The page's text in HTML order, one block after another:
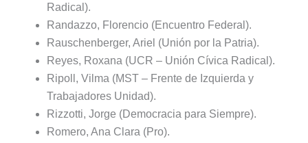
Radical).
Randazzo, Florencio (Encuentro Federal).
Rauschenberger, Ariel (Unión por la Patria).
Reyes, Roxana (UCR – Unión Cívica Radical).
Ripoll, Vilma (MST – Frente de Izquierda y
Trabajadores Unidad).
Rizzotti, Jorge (Democracia para Siempre).
Romero, Ana Clara (Pro).